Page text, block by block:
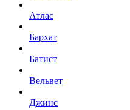
Атлас
Бархат
Батист
Вельвет
Джинс